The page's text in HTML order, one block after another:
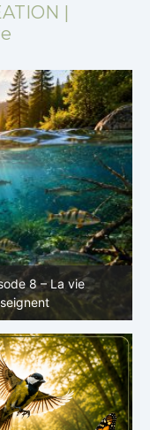
|
7: La vie cachée